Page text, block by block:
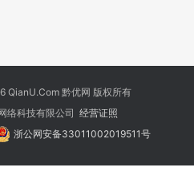
黔优网 版权所有
络科技有限公司 经营证照
浙公网安备33011002019511号